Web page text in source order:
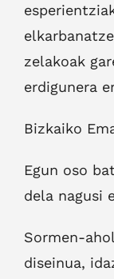
zelakoak
erdigunera
Bizkaiko
Egun oso
dela nagusi
Sormen-
diseinua,